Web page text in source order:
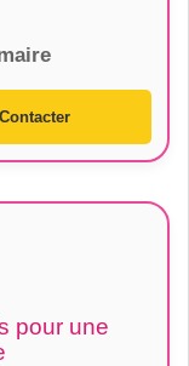
Contacter
pour une